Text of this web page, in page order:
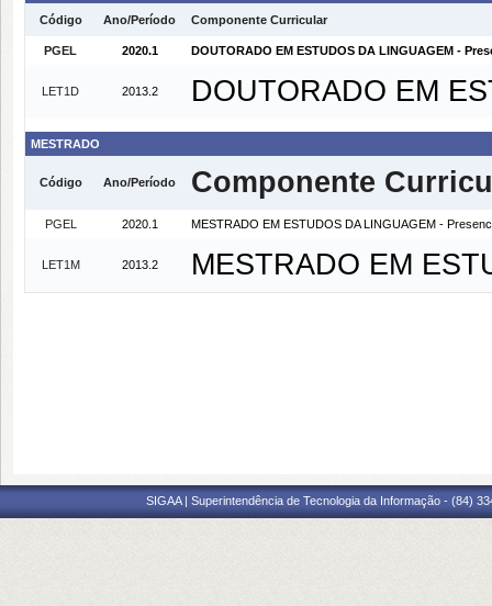
Código Ano/Período Componente Curricular
PGEL 2020.1 DOUTORADO EM ESTUDOS DA LINGUAGEM -
LET1D 2013.2 DOUTORADO EM
MESTRADO
Código Ano/Período Componente
PGEL 2020.1 MESTRADO EM ESTUDOS DA LINGUAGEM -
LET1M 2013.2 MESTRADO EM
SIGAA | Superintendência de Tecnologia da Informação - (84)